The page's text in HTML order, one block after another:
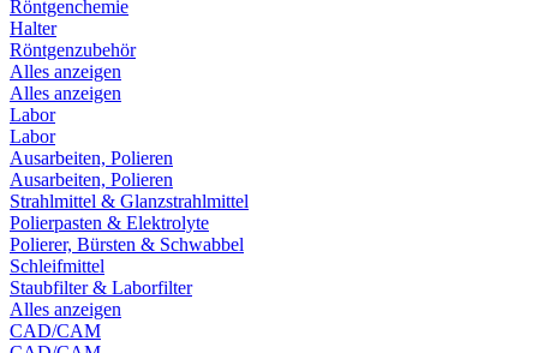
Röntgenchemie
Halter
Röntgenzubehör
Alles anzeigen
Alles anzeigen
Labor
Labor
Ausarbeiten, Polieren
Ausarbeiten, Polieren
Strahlmittel & Glanzstrahlmittel
Polierpasten & Elektrolyte
Polierer, Bürsten & Schwabbel
Schleifmittel
Staubfilter & Laborfilter
Alles anzeigen
CAD/CAM